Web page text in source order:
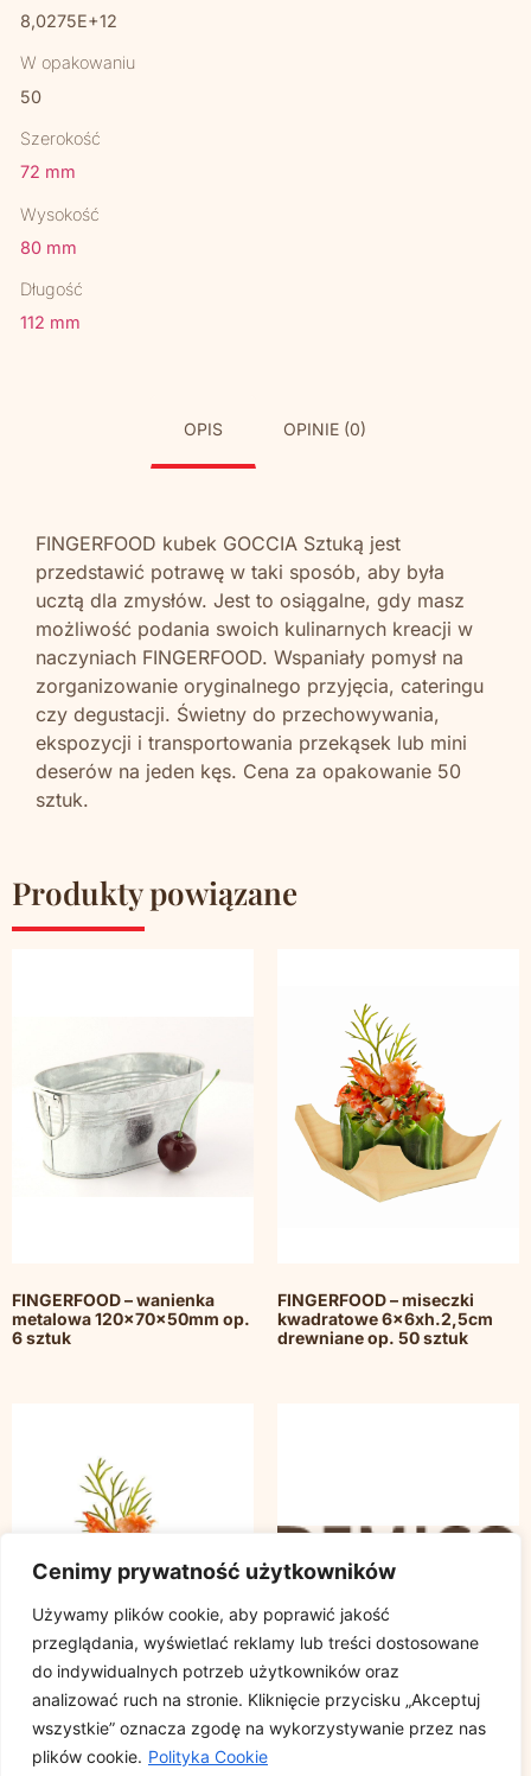
Cenimy prywatność użytkowników
Używamy plików cookie, aby poprawić jakość
przeglądania, wyświetlać reklamy lub treści dostosowane
do indywidualnych potrzeb użytkowników oraz
analizować ruch na stronie. Kliknięcie przycisku „Akceptuj
wszystkie” oznacza zgodę na wykorzystywanie przez nas
plików cookie. Polityka Cookie
8,0275E+12
W opakowaniu
50
Szerokość
72 mm
Wysokość
80 mm
Długość
112 mm
OPIS OPINIE (0)
FINGERFOOD kubek GOCCIA Sztuką jest
przedstawić potrawę w taki sposób, aby była
ucztą dla zmysłów. Jest to osiągalne, gdy masz
możliwość podania swoich kulinarnych kreacji w
naczyniach FINGERFOOD. Wspaniały pomysł na
zorganizowanie oryginalnego przyjęcia, cateringu
czy degustacji. Świetny do przechowywania,
ekspozycji i transportowania przekąsek lub mini
deserów na jeden kęs. Cena za opakowanie 50
sztuk.
Produkty powiązane
FINGERFOOD – wanienka
metalowa 120x70x50mm op.
6 sztuk
FINGERFOOD – miseczki
kwadratowe 6x6xh.2,5cm
drewniane op. 50 sztuk
FINGERFOOD – miseczki